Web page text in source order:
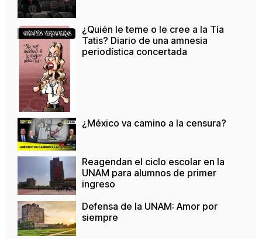
¿Quién le teme o le cree a la Tía
Tatis? Diario de una amnesia
periodística concertada
¿México va camino a la censura?
Reagendan el ciclo escolar en la
UNAM para alumnos de primer
ingreso
Defensa de la UNAM: Amor por
siempre